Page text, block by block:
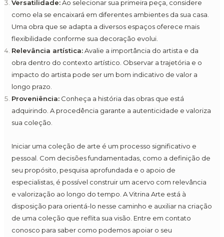
Versatilidade:Ao selecionar sua primeira peça, considere
como ela se encaixará em diferentes ambientes da sua casa.
Uma obra que se adapta a diversos espaços oferece mais
flexibilidade conforme sua decoração evolui.
Relevância artística:Avalie a importância do artista e da
obra dentro do contexto artístico. Observar a trajetória e o
impacto do artista pode ser um bom indicativo de valor a
longo prazo.
Proveniência: Conheça a história das obras que está
adquirindo. A procedência garante a autenticidade e valoriza
sua coleção.
Iniciar uma coleção de arte é um processo significativo e
pessoal. Com decisões fundamentadas, como a definição de
seu propósito, pesquisa aprofundada e o apoio de
especialistas, é possível construir um acervo com relevância
e valorização ao longo do tempo. A Vitrina Arte está à
disposição para orientá-lo nesse caminho e auxiliar na criação
de uma coleção que reflita sua visão. Entre em contato
conosco para saber como podemos apoiar o seu